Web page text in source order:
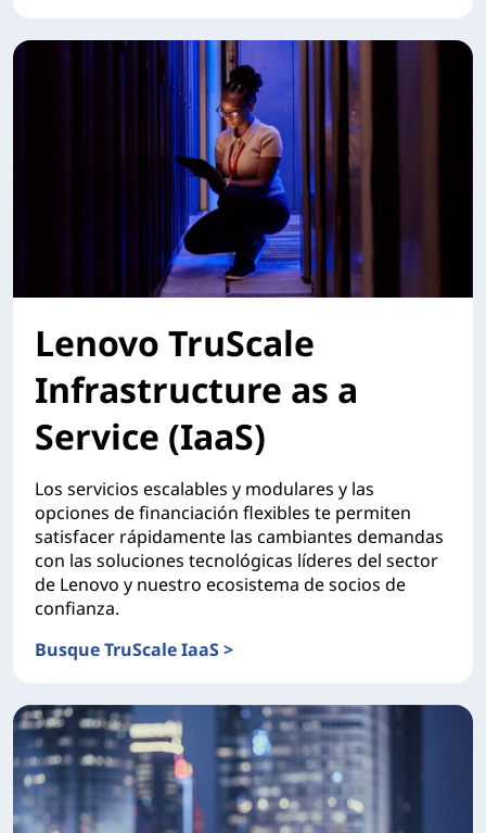
Lenovo TruScale
Infrastructure as a
Service (IaaS)
Los servicios escalables y modulares y las
opciones de financiación flexibles te permiten
satisfacer rápidamente las cambiantes demandas
con las soluciones tecnológicas líderes del sector
de Lenovo y nuestro ecosistema de socios de
confianza.
Busque TruScale IaaS >